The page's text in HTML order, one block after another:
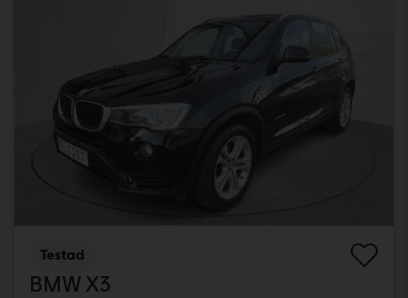
Testad
BMW X3